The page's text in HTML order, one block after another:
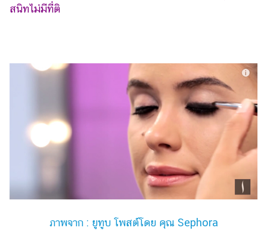
สนิทไม่มีที่ติ
ภาพจาก : ยูทูบ โพสต์โดย คุณ Sephora